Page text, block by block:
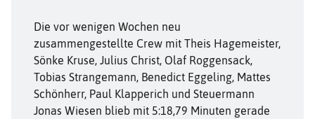
Die vor wenigen Wochen neu
zusammengestellte Crew mit Theis Hagemeister,
Sönke Kruse, Julius Christ, Olaf Roggensack,
Tobias Strangemann, Benedict Eggeling, Mattes
Schönherr, Paul Klapperich und Steuermann
Jonas Wiesen blieb mit 5:18,79 Minuten gerade